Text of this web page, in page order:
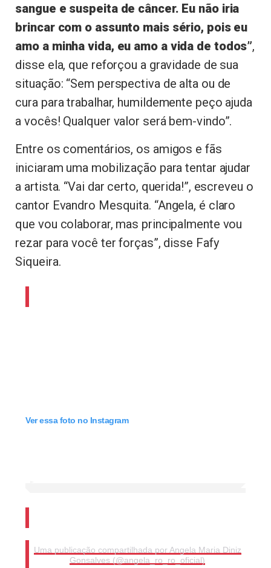
sangue e suspeita de câncer. Eu não iria
brincar com o assunto mais sério, pois eu
amo a minha vida, eu amo a vida de todos”,
disse ela, que reforçou a gravidade de sua
situação: “Sem perspectiva de alta ou de
cura para trabalhar, humildemente peço ajuda
a vocês! Qualquer valor será bem-vindo”.
Entre os comentários, os amigos e fãs
iniciaram uma mobilização para tentar ajudar
a artista. “Vai dar certo, querida!”, escreveu o
cantor Evandro Mesquita. “Angela, é claro
que vou colaborar, mas principalmente vou
rezar para você ter forças”, disse Fafy
Siqueira.
Ver essa foto no Instagram
Uma publicação compartilhada por Angela Maria Diniz
Gonsalves (@angela_ro_ro_oficial)